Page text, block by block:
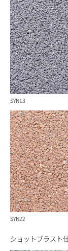
SYN13
SYN22
ショットブラスト